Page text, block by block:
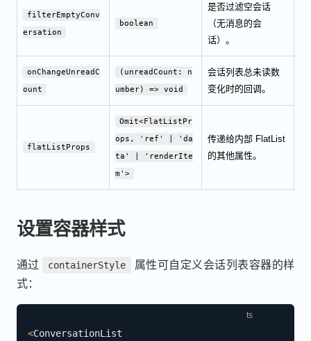
filterEmptyConv
ersation
boolean
是否过滤空会话
（无消息的会
话）。
onChangeUnreadC
ount
(unreadCount: n
umber) => void
会话列表总未读数
变化时的回调。
flatListProps
Omit<FlatListPr
ops, 'ref' | 'da
ta' | 'renderIte
m'>
传递给内部 FlatList
的其他属性。
设置容器样式
通过 containerStyle
属性可自定义会话列表容器的样
式：
<ConversationList